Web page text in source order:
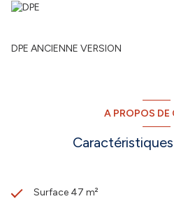
DPE ANCIENNE VERSION
A PROPOS DE
Surface 47 m²